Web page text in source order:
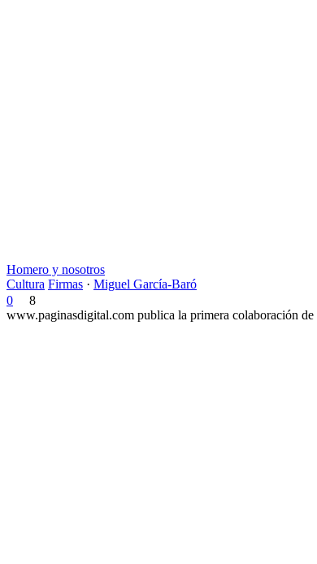
Homero y nosotros
Cultura Firmas · Miguel García-Baró
0
8
www.paginasdigital.com publica la primera colaboración